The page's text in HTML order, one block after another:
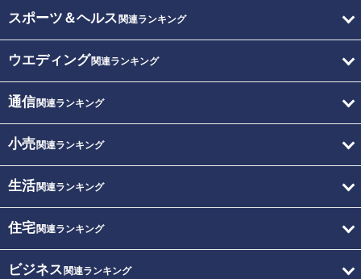
スポーツ＆ヘルス 関連ランキング
ウエディング関連ランキング
通信関連ランキング
小売関連ランキング
生活関連ランキング
住宅関連ランキング
ビジネス 関連ランキング